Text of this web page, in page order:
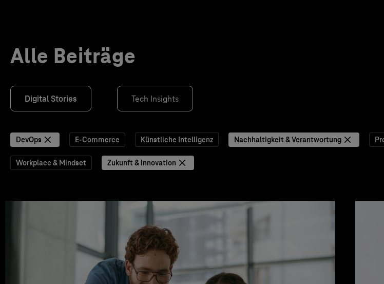
Alle Beiträge
Digital Stories Tech Insights
DevOps E-Commerce Künstliche Intelligenz Nachhaltigkeit & Verantwortung
Workplace & Mindset Zukunft & Innovation